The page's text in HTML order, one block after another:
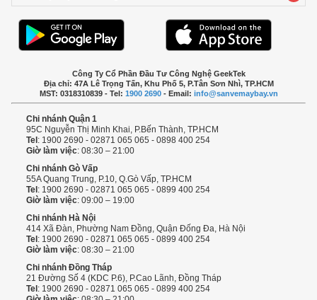
Công Ty Cổ Phần Đầu Tư Công Nghệ GeekTek
Địa chỉ: 47A Lê Trọng Tấn, Khu Phố 5, P.Tân Sơn Nhì, TP.HCM
MST: 0318310839 - Tel: 1900 2690- Email: info@sanvemaybay.vn
Chi nhánh Quận 1
95C Nguyễn Thị Minh Khai, P.Bến Thành, TP.HCM
Tel : 1900 2690 - 02871 065 065 - 0898 400 254
Giờ làm việc: 08:30 – 21:00
Chi nhánh Gò Vấp
55A Quang Trung, P.10, Q.Gò Vấp, TP.HCM
Tel : 1900 2690 - 02871 065 065 - 0899 400 254
Giờ làm việc: 09:00 – 19:00
Chi nhánh Hà Nội
414 Xã Đàn, Phường Nam Đồng, Quận Đống Đa, Hà Nội
Tel : 1900 2690 - 02871 065 065 - 0899 400 254
Giờ làm việc: 08:30 – 21:00
Chi nhánh Đồng Tháp
21 Đường Số 4 (KDC P.6), P.Cao Lãnh, Đồng Tháp
Tel : 1900 2690 - 02871 065 065 - 0899 400 254